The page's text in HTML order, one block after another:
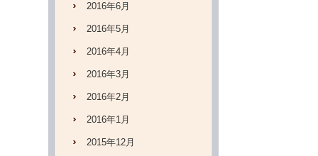
2016年6月
2016年5月
2016年4月
2016年3月
2016年2月
2016年1月
2015年12月